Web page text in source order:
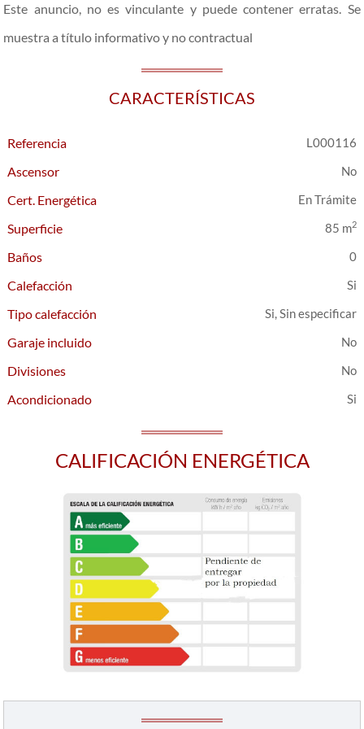
Este anuncio, no es vinculante y puede contener erratas. Se
muestra a título informativo y no contractual
CARACTERÍSTICAS
Referencia L000116
Ascensor
Cert. Energética
En Trámite
Superficie 85 m2
Baños 0
Calefacción
Tipo calefacción
Si, Sin especificar
Garaje incluido
Divisiones
Acondicionado
CALIFICACIÓN ENERGÉTICA